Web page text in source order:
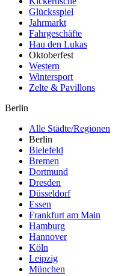
Glücksspiel
Jahrmarkt
Fahrgeschäfte
Hau den Lukas
Oktoberfest
Western
Wintersport
Zelte & Pavillons
Berlin
Alle Städte/Regionen
Berlin
Bielefeld
Bremen
Dortmund
Dresden
Düsseldorf
Essen
Frankfurt am Main
Hamburg
Hannover
Köln
Leipzig
München